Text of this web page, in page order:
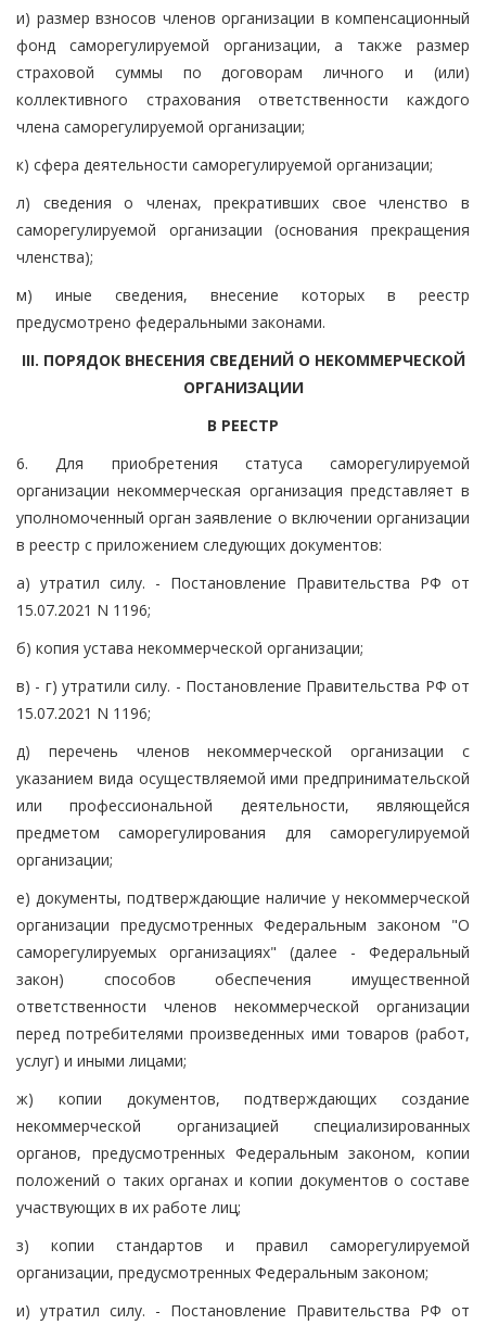
и) размер взносов членов организации в компенсационный
фонд саморегулируемой организации, а также размер
страховой суммы по договорам личного и (или)
коллективного страхования ответственности каждого
члена саморегулируемой организации;
к) сфера деятельности саморегулируемой организации;
л) сведения о членах, прекративших свое членство в
саморегулируемой организации (основания прекращения
членства);
м) иные сведения, внесение которых в реестр
предусмотрено федеральными законами.
III. ПОРЯДОК ВНЕСЕНИЯ СВЕДЕНИЙ О НЕКОММЕРЧЕСКОЙ
ОРГАНИЗАЦИИ
В РЕЕСТР
6. Для приобретения статуса саморегулируемой
организации некоммерческая организация представляет в
уполномоченный орган заявление о включении организации
в реестр с приложением следующих документов:
а) утратил силу. - Постановление Правительства РФ от
15.07.2021 N 1196;
б) копия устава некоммерческой организации;
в) - г) утратили силу. - Постановление Правительства РФ от
15.07.2021 N 1196;
д) перечень членов некоммерческой организации с
указанием вида осуществляемой ими предпринимательской
или профессиональной деятельности, являющейся
предметом саморегулирования для саморегулируемой
организации;
е) документы, подтверждающие наличие у некоммерческой
организации предусмотренных Федеральным законом "О
саморегулируемых организациях" (далее - Федеральный
закон) способов обеспечения имущественной
ответственности членов некоммерческой организации
перед потребителями произведенных ими товаров (работ,
услуг) и иными лицами;
ж) копии документов, подтверждающих создание
некоммерческой организацией специализированных
органов, предусмотренных Федеральным законом, копии
положений о таких органах и копии документов о составе
участвующих в их работе лиц;
з) копии стандартов и правил саморегулируемой
организации, предусмотренных Федеральным законом;
и) утратил силу. - Постановление Правительства РФ от